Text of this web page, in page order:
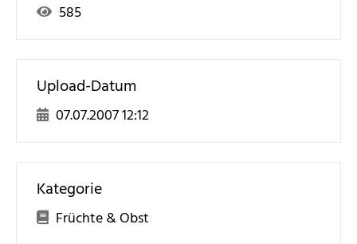
585
Upload-Datum
07.07.2007 12:12
Kategorie
Früchte & Obst